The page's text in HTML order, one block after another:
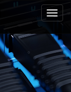
Toggle